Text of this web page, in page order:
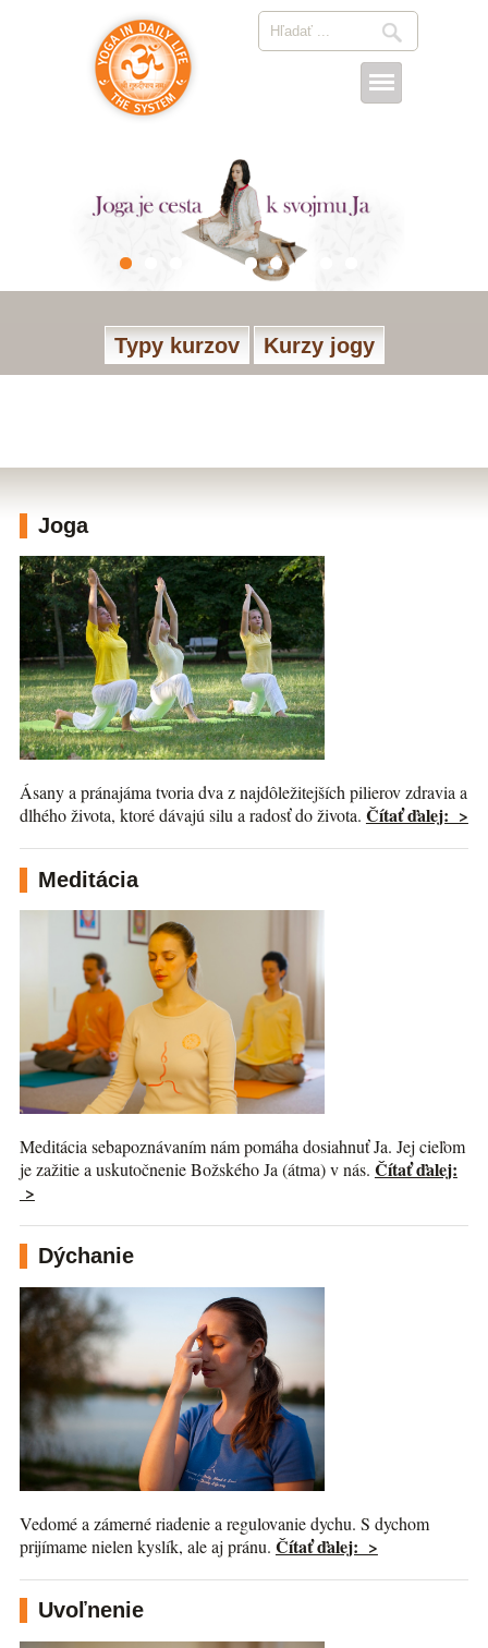
Typy kurzov Kurzy jogy
Joga
Ásany a pránajáma tvoria dva z najdôležitejších pilierov zdravia a
dlhého života, ktoré dávajú silu a radosť do života. Čítať ďalej: >
Meditácia
Meditácia sebapoznávaním nám pomáha dosiahnuť Ja. Jej cieľom
je zažitie a uskutočnenie Božského Ja (átma) v nás. Čítať ďalej:
>
Dýchanie
Vedomé a zámerné riadenie a regulovanie dychu. S dychom
prijímame nielen kyslík, ale aj pránu. Čítať ďalej: >
Uvoľnenie